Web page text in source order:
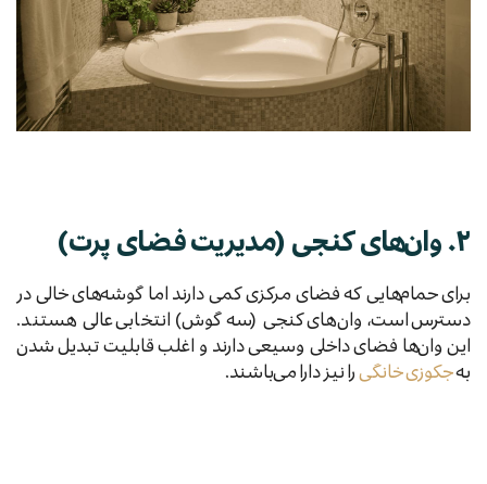
۲. وان‌های کنجی (مدیریت فضای پرت)
برای حمام‌هایی که فضای مرکزی کمی دارند اما گوشه‌های خالی در
دسترس است، وان‌های کنجی (سه گوش) انتخابی عالی هستند.
این وان‌ها فضای داخلی وسیعی دارند و اغلب قابلیت تبدیل شدن
بهجکوزی خانگیرا نیز دارا می‌باشند.